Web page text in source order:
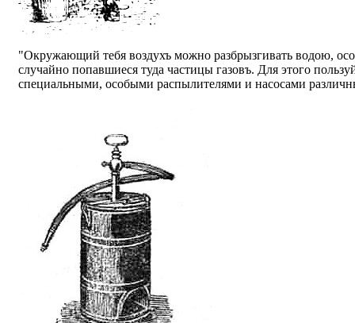
"Окружающий тебя воздухъ можно разбрызгивать водою,
случайно попавшиеся туда частицы газовъ. Для этого
специальными, особыми распылителями и насосами